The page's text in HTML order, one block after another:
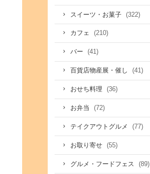
スイーツ・お菓子 (322)
カフェ (210)
バー (41)
百貨店物産展・催し (41)
おせち料理 (36)
お弁当 (72)
テイクアウトグルメ (77)
お取り寄せ (55)
グルメ・フードフェス (89)